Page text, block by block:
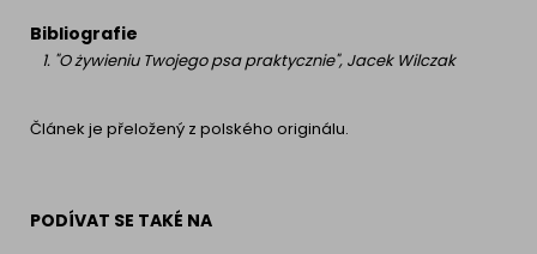
Bibliografie
"O żywieniu Twojego psa praktycznie", Jacek Wilczak
Článek je přeložený z polského originálu.
PODÍVAT SE TAKÉ NA